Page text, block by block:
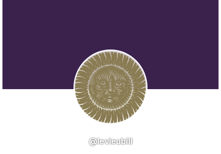
@levieubill